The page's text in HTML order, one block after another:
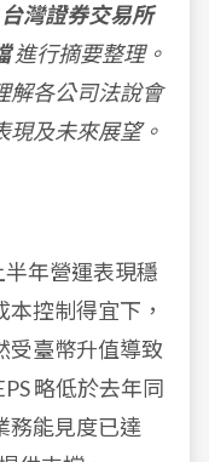
台灣證券交易所
進行摘要整理。
解各公司法說會
現及未來展望。
半年營運表現穩
控制得宜下，
受臺幣升值導致
略低於去年同
務能見度已達